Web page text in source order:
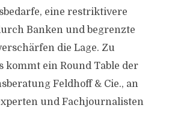
eine restriktivere
Banken und begrenzte
die Lage. Zu
kommt ein Round Table der
Feldhoff & Cie., an
und Fachjournalisten